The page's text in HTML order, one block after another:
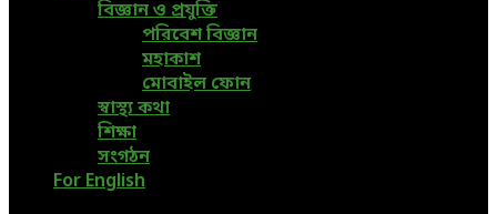
বিজ্ঞান ও প্রযুক্তি
পরিবেশ বিজ্ঞান
মহাকাশ
মোবাইল ফোন
স্বাস্থ্য কথা
শিক্ষা
সংগঠন
For English